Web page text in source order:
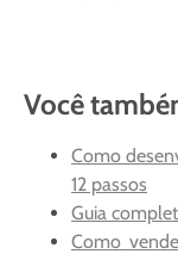
Você
Como
12 passos
Guia
Como